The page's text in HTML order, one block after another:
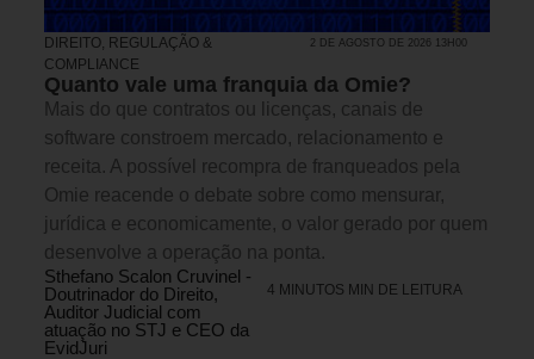
DIREITO, REGULAÇÃO &
COMPLIANCE
2 DE AGOSTO DE 2026 13H00
Quanto vale uma franquia da Omie?
Mais do que contratos ou licenças, canais de
software constroem mercado, relacionamento e
receita. A possível recompra de franqueados pela
Omie reacende o debate sobre como mensurar,
jurídica e economicamente, o valor gerado por quem
desenvolve a operação na ponta.
Sthefano Scalon Cruvinel -
Doutrinador do Direito,
Auditor Judicial com
atuação no STJ e CEO da
EvidJuri
4 MINUTOS MIN DE LEITURA